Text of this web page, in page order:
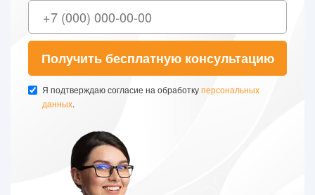
Получить бесплатную консультацию
Я подтверждаю согласие на обработкуперсональных
данных.